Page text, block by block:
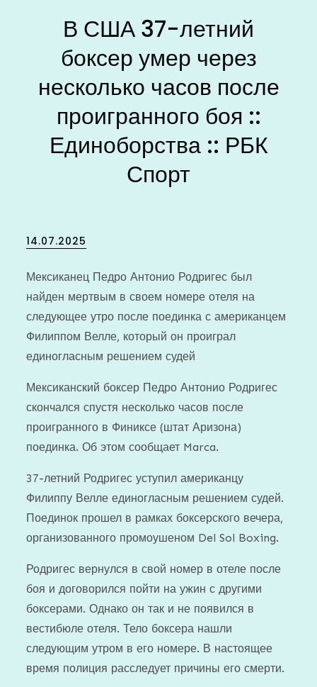
В США 37-летний
боксер умер через
несколько часов после
проигранного боя ::
Единоборства :: РБК
Спорт
Posted
14.07.2025
Мексиканец Педро Антонио Родригес был
найден мертвым в своем номере отеля на
следующее утро после поединка с американцем
Филиппом Велле, который он проиграл
единогласным решением судей
Мексиканский боксер Педро Антонио Родригес
скончался спустя несколько часов после
проигранного в Финиксе (штат Аризона)
поединка. Об этом сообщает Marca.
37-летний Родригес уступил американцу
Филиппу Велле единогласным решением судей.
Поединок прошел в рамках боксерского вечера,
организованного промоушеном Del Sol Boxing.
Родригес вернулся в свой номер в отеле после
боя и договорился пойти на ужин с другими
боксерами. Однако он так и не появился в
вестибюле отеля. Тело боксера нашли
следующим утром в его номере. В настоящее
время полиция расследует причины его смерти.